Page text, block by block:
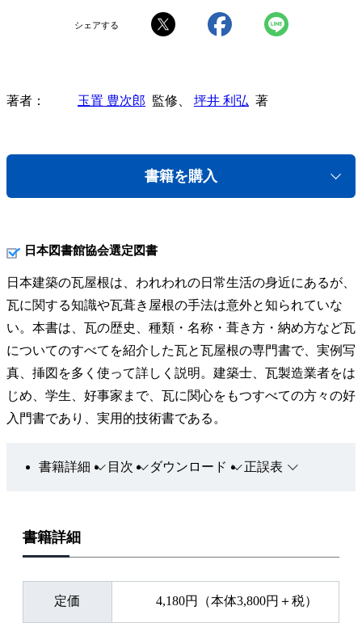
シェアする
著者 玉置 豊次郎 監修、 坪井 利弘 著
書籍を購入
日本図書館協会選定図書
日本建築の瓦屋根は、われわれの日常生活の身近にあるが、
瓦に関する知識や瓦葺き屋根の手法は意外と知られていな
い。本書は、瓦の歴史、種類・名称・葺き方・納め方など瓦
についてのすべてを紹介した瓦と瓦屋根の専門書で、実例写
真、挿図を多く使って詳しく説明。建築士、瓦製造業者をは
じめ、学生、好事家まで、瓦に関心をもつすべての方々の好
入門書であり、実用的技術書である。
書籍詳細 目次 ダウンロード 正誤表
書籍詳細
定価 4,180円（本体3,800円＋税）